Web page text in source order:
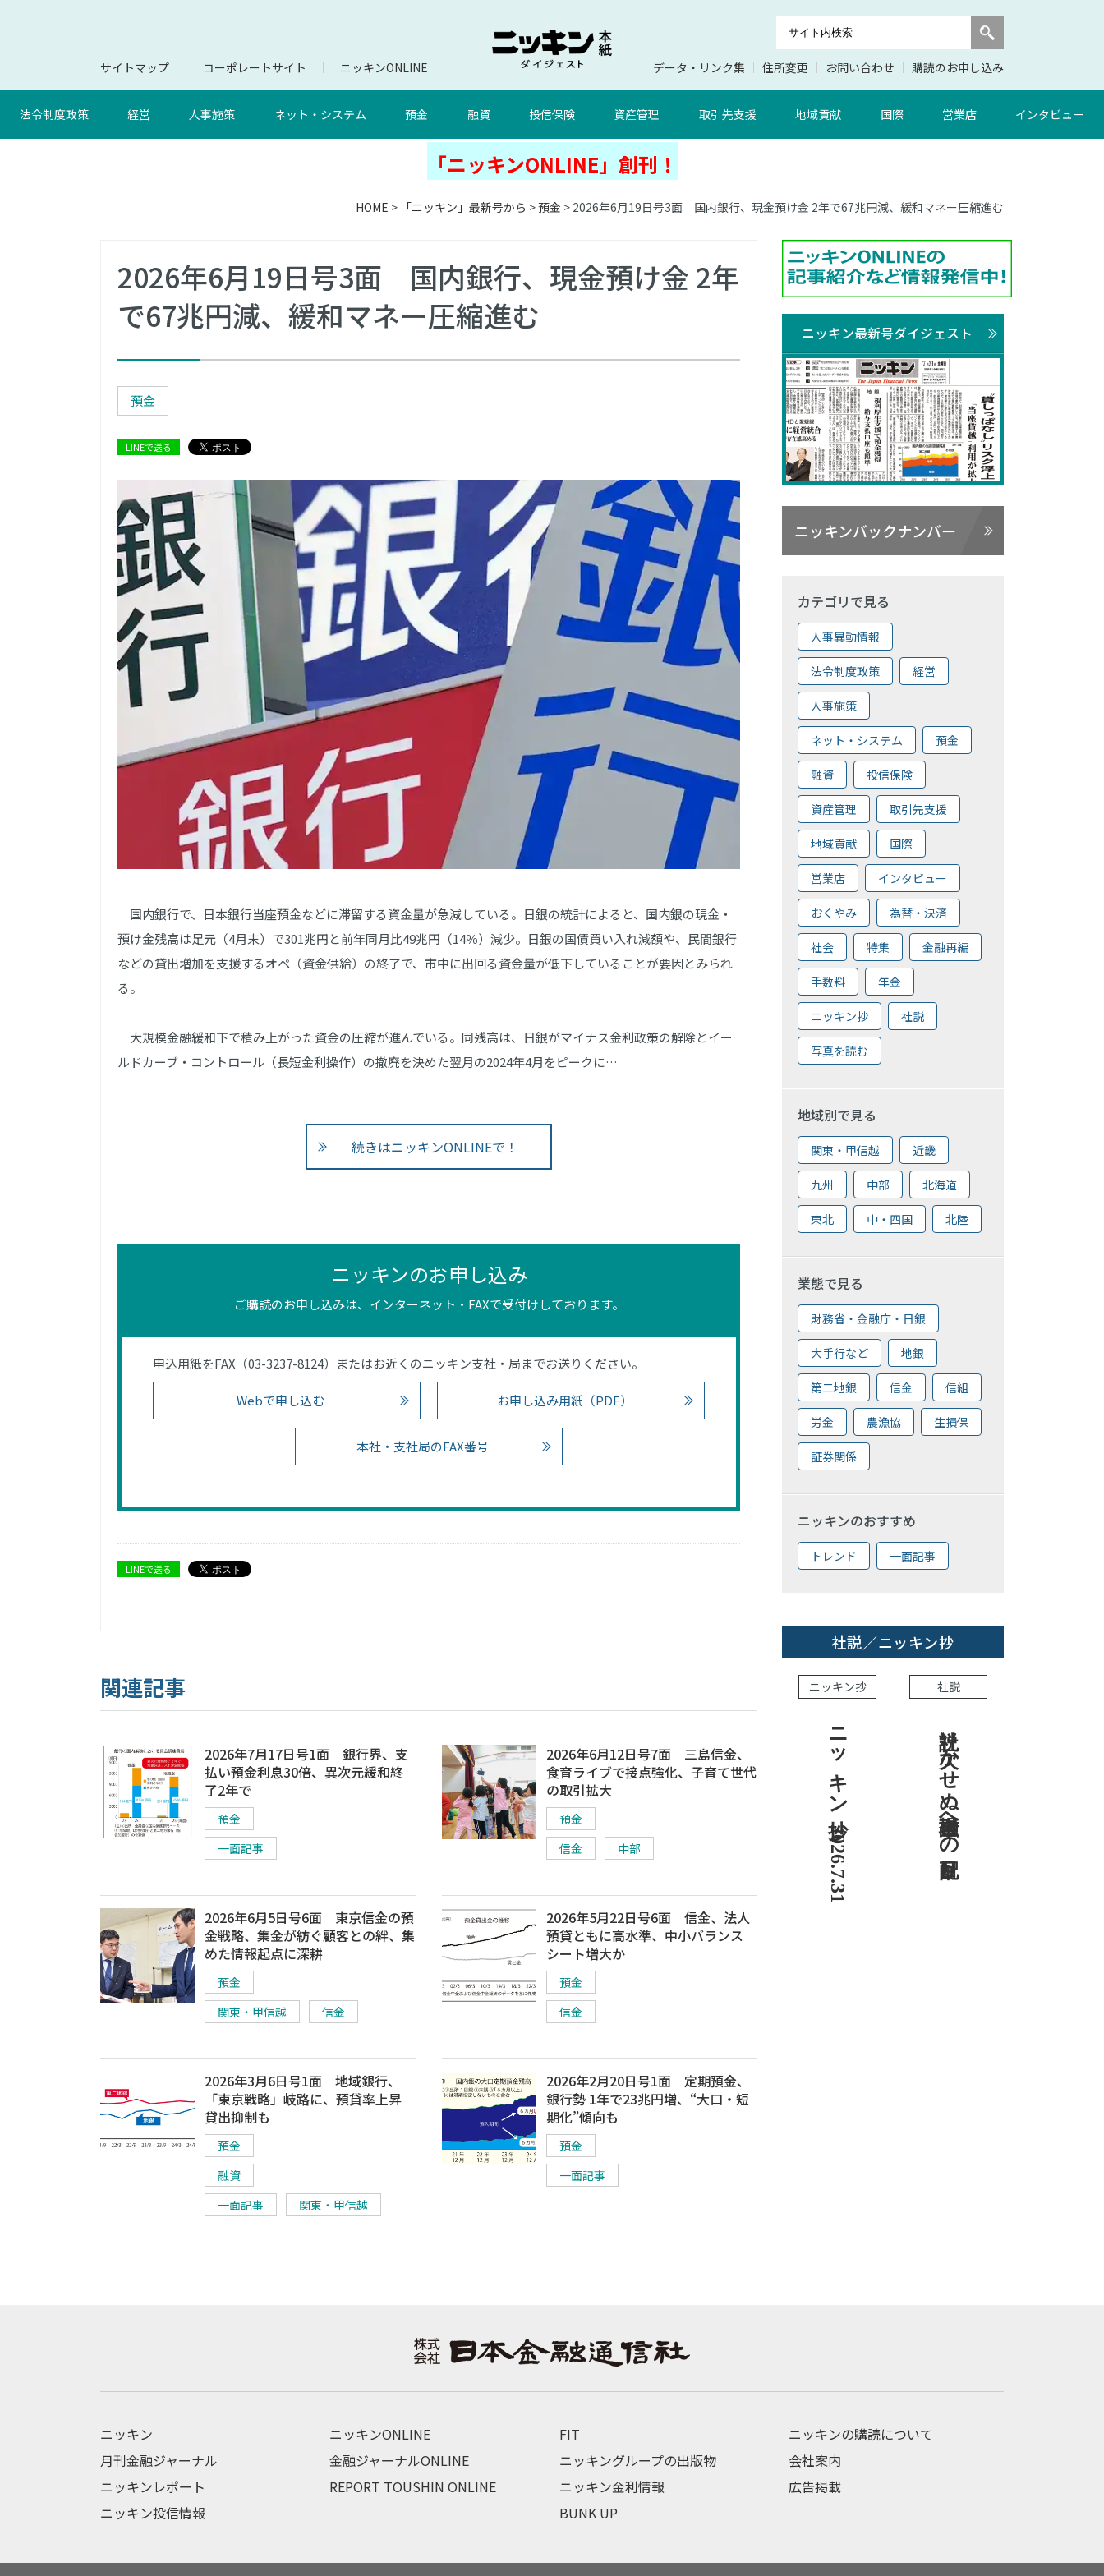
サイトマップ コーポレートサイト ニッキンONLINE データ・リンク集 住所変更 お問い合わせ 購読のお申し込み
法令制度政策 経営 人事施策 ネット・システム 預金 融資 投信保険 資産管理 取引先支援 地域貢献 国際 営業店 インタビュー
「ニッキンONLINE」創刊！
HOME > 「ニッキン」最新号から >預金 > 2026年6月19日号3面 国内銀行、現金預け金 2年で67兆円減、緩和マネー圧縮進む
2026年6月19日号3面 国内銀行、現金預け金 2年
で67兆円減、緩和マネー圧縮進む
預金
LINEで送る
国内銀行で、日本銀行当座預金などに滞留する資金量が急減している。日銀の統計によると、国内銀の現金・
預け金残高は足元（4月末）で301兆円と前年同月比49兆円（14％）減少。日銀の国債買い入れ減額や、民間銀行
などの貸出増加を支援するオペ（資金供給）の終了で、市中に出回る資金量が低下していることが要因とみられ
る。
大規模金融緩和下で積み上がった資金の圧縮が進んでいる。同残高は、日銀がマイナス金利政策の解除とイー
ルドカーブ・コントロール（長短金利操作）の撤廃を決めた翌月の2024年4月をピークに…
続きはニッキンONLINEで！
ニッキンのお申し込み
ご購読のお申し込みは、インターネット・FAXで受付けしております。
申込用紙をFAX（03-3237-8124）またはお近くのニッキン支社・局までお送りください。
Webで申し込む お申し込み用紙（PDF）
本社・支社局のFAX番号
LINEで送る
関連記事
2026年7月17日号1面 銀行界、支
払い預金利息30倍、異次元緩和終
了2年で
預金
一面記事
2026年6月12日号7面 三島信金、
食育ライブで接点強化、子育て世代
の取引拡大
預金
信金
中部
2026年6月5日号6面 東京信金の預
金戦略、集金が紡ぐ顧客との絆、集
めた情報起点に深耕
預金
関東・甲信越
信金
2026年5月22日号6面 信金、法人
預貸ともに高水準、中小バランス
シート増大か
預金
信金
2026年3月6日号1面 地域銀行、
「東京戦略」岐路に、預貸率上昇
貸出抑制も
預金
融資
一面記事
関東・甲信越
2026年2月20日号1面 定期預金、
銀行勢 1年で23兆円増、“大口・短
期化”傾向も
預金
一面記事
ニッキン最新号ダイジェスト
ニッキンバックナンバー
カテゴリで見る
人事異動情報
法令制度政策 経営
人事施策
ネット・システム 預金
融資 投信保険
資産管理 取引先支援
地域貢献 国際
営業店 インタビュー
おくやみ 為替・決済
社会 特集 金融再編
手数料 年金
ニッキン抄 社説
写真を読む
地域別で見る
関東・甲信越 近畿
九州 中部 北海道
東北 中・四国 北陸
業態で見る
財務省・金融庁・日銀
大手行など 地銀
第二地銀 信金 信組
労金 農漁協 生損保
証券関係
ニッキンのおすすめ
トレンド 一面記事
社説／ニッキン抄
ニッキン抄
ニッキン抄 2026.7.31
社説
社説 欠かせぬ金融市場への目配り
ニッキン
月刊金融ジャーナル
ニッキンレポート
ニッキン投信情報
ニッキンONLINE
金融ジャーナルONLINE
REPORT TOUSHIN ONLINE
FIT
ニッキングループの出版物
ニッキン金利情報
BUNK UP
ニッキンの購読について
会社案内
広告掲載